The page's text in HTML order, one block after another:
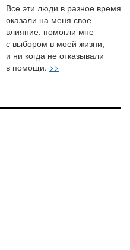
Все эти люди в разное время
оказали на меня свое
влияние, помогли мне
с выбором в моей жизни,
и ни когда не отказывали
в помощи. >>